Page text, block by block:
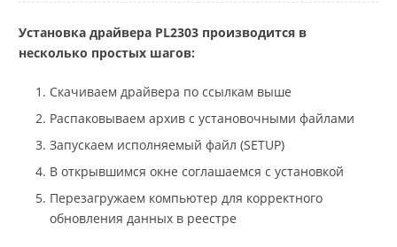
Установка драйвера PL2303 производится в
несколько простых шагов:
Скачиваем драйвера по ссылкам выше
Распаковываем архив с установочными файлами
Запускаем исполняемый файл (SETUP)
В открывшимся окне соглашаемся с установкой
Перезагружаем компьютер для корректного
обновления данных в реестре